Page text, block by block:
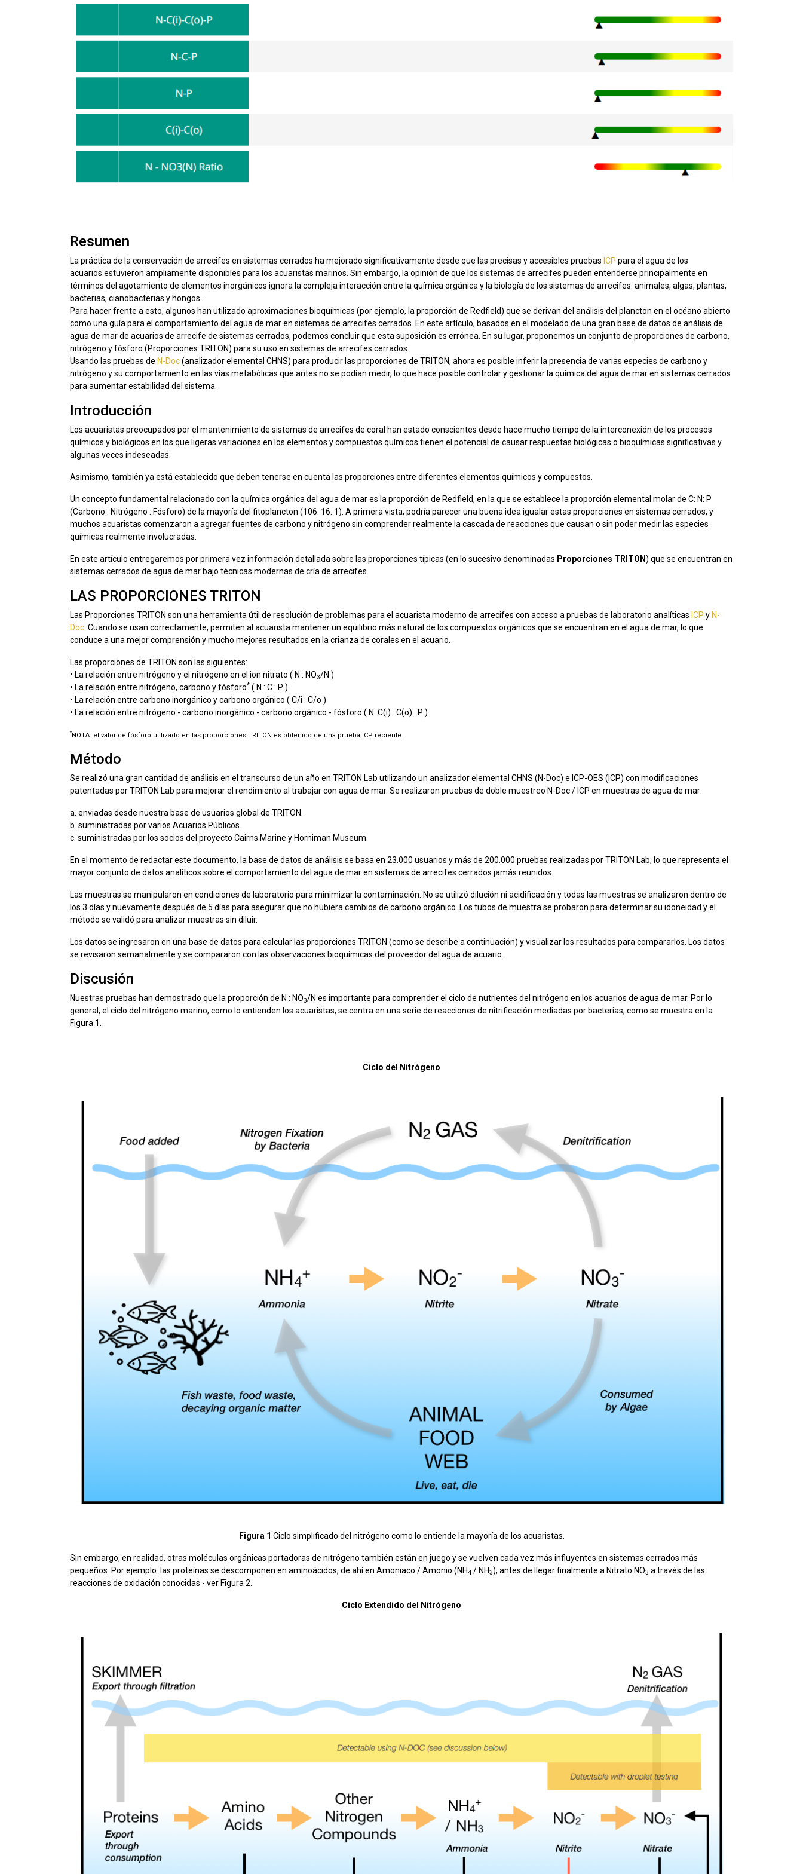
Resumen
La práctica de la conservación de arrecifes en sistemas cerrados ha mejorado significativamente desde que las precisas y accesibles pruebas ICP para el agua de los
acuarios estuvieron ampliamente disponibles para los acuaristas marinos. Sin embargo, la opinión de que los sistemas de arrecifes pueden entenderse principalmente en
términos del agotamiento de elementos inorgánicos ignora la compleja interacción entre la química orgánica y la biología de los sistemas de arrecifes: animales, algas, plantas,
bacterias, cianobacterias y hongos.
Para hacer frente a esto, algunos han utilizado aproximaciones bioquímicas (por ejemplo, la proporción de Redfield) que se derivan del análisis del plancton en el océano abierto
como una guía para el comportamiento del agua de mar en sistemas de arrecifes cerrados. En este artículo, basados en el modelado de una gran base de datos de análisis de
agua de mar de acuarios de arrecife de sistemas cerrados, podemos concluir que esta suposición es errónea. En su lugar, proponemos un conjunto de proporciones de carbono,
nitrógeno y fósforo (Proporciones TRITON) para su uso en sistemas de arrecifes cerrados.
Usando las pruebas de N-Doc(analizador elemental CHNS) para producir las proporciones de TRITON, ahora es posible inferir la presencia de varias especies de carbono y
nitrógeno y su comportamiento en las vías metabólicas que antes no se podían medir, lo que hace posible controlar y gestionar la química del agua de mar en sistemas cerrados
para aumentar estabilidad del sistema.
Introducción
Los acuaristas preocupados por el mantenimiento de sistemas de arrecifes de coral han estado conscientes desde hace mucho tiempo de la interconexión de los procesos
químicos y biológicos en los que ligeras variaciones en los elementos y compuestos químicos tienen el potencial de causar respuestas biológicas o bioquímicas significativas y
algunas veces indeseadas.
Asimismo, también ya está establecido que deben tenerse en cuenta las proporciones entre diferentes elementos químicos y compuestos.
Un concepto fundamental relacionado con la química orgánica del agua de mar es la proporción de Redfield, en la que se establece la proporción elemental molar de C: N: P
(Carbono : Nitrógeno : Fósforo) de la mayoría del fitoplancton (106: 16: 1). A primera vista, podría parecer una buena idea igualar estas proporciones en sistemas cerrados, y
muchos acuaristas comenzaron a agregar fuentes de carbono y nitrógeno sin comprender realmente la cascada de reacciones que causan o sin poder medir las especies
químicas realmente involucradas.
En este artículo entregaremos por primera vez información detallada sobre las proporciones típicas (en lo sucesivo denominadas Proporciones TRITON) que se encuentran en
sistemas cerrados de agua de mar bajo técnicas modernas de cría de arrecifes.
LAS PROPORCIONES TRITON
Las Proporciones TRITON son una herramienta útil de resolución de problemas para el acuarista moderno de arrecifes con acceso a pruebas de laboratorio analíticas ICP y N-
Doc . Cuando se usan correctamente, permiten al acuarista mantener un equilibrio más natural de los compuestos orgánicos que se encuentran en el agua de mar, lo que
conduce a una mejor comprensión y mucho mejores resultados en la crianza de corales en el acuario.
Las proporciones de TRITON son las siguientes:
• La relación entre nitrógeno y el nitrógeno en el ion nitrato ( N : NO3/N )
• La relación entre nitrógeno, carbono y fósforo* ( N : C : P )
• La relación entre carbono inorgánico y carbono orgánico ( C/i : C/o )
• La relación entre nitrógeno - carbono inorgánico - carbono orgánico - fósforo ( N: C(i) : C(o) : P )
* NOTA: el valor de fósforo utilizado en las proporciones TRITON es obtenido de una prueba ICP reciente.
Método
Se realizó una gran cantidad de análisis en el transcurso de un año en TRITON Lab utilizando un analizador elemental CHNS (N-Doc) e ICP-OES (ICP) con modificaciones
patentadas por TRITON Lab para mejorar el rendimiento al trabajar con agua de mar. Se realizaron pruebas de doble muestreo N-Doc / ICP en muestras de agua de mar:
a. enviadas desde nuestra base de usuarios global de TRITON.
b. suministradas por varios Acuarios Públicos.
c. suministradas por los socios del proyecto Cairns Marine y Horniman Museum.
En el momento de redactar este documento, la base de datos de análisis se basa en 23.000 usuarios y más de 200.000 pruebas realizadas por TRITON Lab, lo que representa el
mayor conjunto de datos analíticos sobre el comportamiento del agua de mar en sistemas de arrecifes cerrados jamás reunidos.
Las muestras se manipularon en condiciones de laboratorio para minimizar la contaminación. No se utilizó dilución ni acidificación y todas las muestras se analizaron dentro de
los 3 días y nuevamente después de 5 días para asegurar que no hubiera cambios de carbono orgánico. Los tubos de muestra se probaron para determinar su idoneidad y el
método se validó para analizar muestras sin diluir.
Los datos se ingresaron en una base de datos para calcular las proporciones TRITON (como se describe a continuación) y visualizar los resultados para compararlos. Los datos
se revisaron semanalmente y se compararon con las observaciones bioquímicas del proveedor del agua de acuario.
Discusión
Nuestras pruebas han demostrado que la proporción de N : NO3/N es importante para comprender el ciclo de nutrientes del nitrógeno en los acuarios de agua de mar. Por lo
general, el ciclo del nitrógeno marino, como lo entienden los acuaristas, se centra en una serie de reacciones de nitrificación mediadas por bacterias, como se muestra en la
Figura 1.
Ciclo del Nitrógeno
Figura 1 Ciclo simplificado del nitrógeno como lo entiende la mayoría de los acuaristas.
Sin embargo, en realidad, otras moléculas orgánicas portadoras de nitrógeno también están en juego y se vuelven cada vez más influyentes en sistemas cerrados más
pequeños. Por ejemplo: las proteínas se descomponen en aminoácidos, de ahí en Amoniaco / Amonio (NH4 / NH3), antes de llegar finalmente a Nitrato NO3 a través de las
reacciones de oxidación conocidas - ver Figura 2.
Ciclo Extendido del Nitrógeno